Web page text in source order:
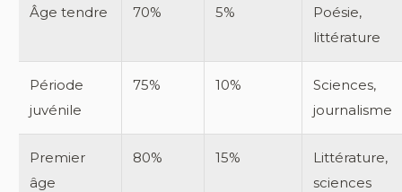
Âge tendre 70% 5%
Poésie,
littérature
Période
juvénile
75% 10%
Sciences,
journalisme
Premier
âge
80% 15%
Littérature,
sciences